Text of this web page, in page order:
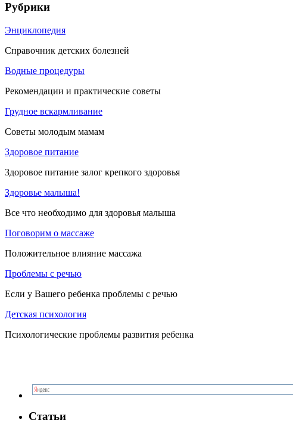
Рубрики
Энциклопедия
Справочник детских болезней
Водные процедуры
Рекомендации и практические советы
Грудное вскармливание
Советы молодым мамам
Здоровое питание
Здоровое питание залог крепкого здоровья
Здоровье малыша!
Все что необходимо для здоровья малыша
Поговорим о массаже
Положительное влияние массажа
Проблемы с речью
Если у Вашего ребенка проблемы с речью
Детская психология
Психологические проблемы развития ребенка
Статьи